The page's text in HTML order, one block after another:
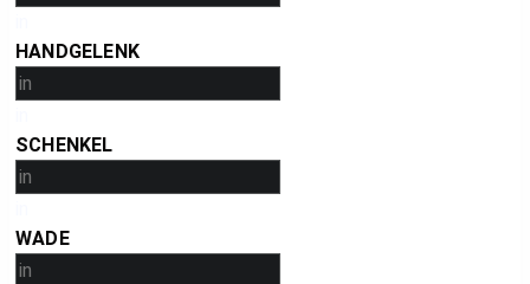
HANDGELENK
SCHENKEL
WADE